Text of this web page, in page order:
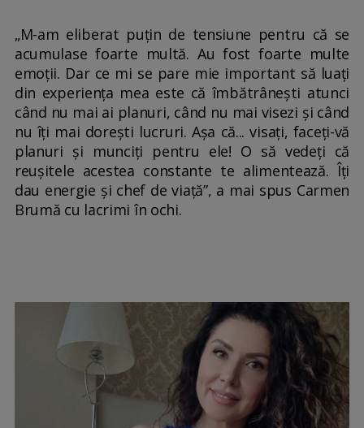
„M-am eliberat puțin de tensiune pentru că se
acumulase foarte multă. Au fost foarte multe
emoții. Dar ce mi se pare mie important să luați
din experiența mea este că îmbătrânești atunci
când nu mai ai planuri, când nu mai visezi și când
nu îți mai dorești lucruri. Așa că... visați, faceți-vă
planuri și munciți pentru ele! O să vedeți că
reușitele acestea constante te alimentează. Îți
dau energie și chef de viață”, a mai spus Carmen
Brumă cu lacrimi în ochi.